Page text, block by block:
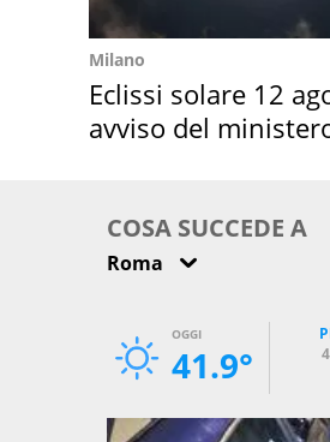
Milano
Eclissi solare 12
avviso del